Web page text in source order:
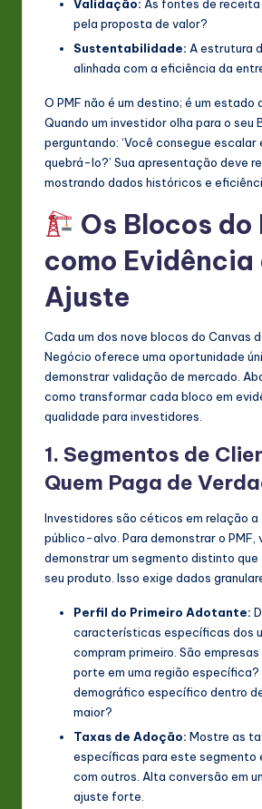
Validação: As fontes de
pela proposta de valor?
Sustentabilidade: A estrutura
alinhada com a eficiência da
O PMF não é um destino; é um estado
Quando um investidor olha para o seu
perguntando: ‘Você consegue escalar
quebrá-lo?’ Sua apresentação deve
mostrando dados históricos e
Os Blocos do
como Evidência
Ajuste
Cada um dos nove blocos do Canvas
Negócio oferece uma oportunidade
demonstrar validação de mercado.
como transformar cada bloco em
qualidade para investidores.
1. Segmentos de
Quem Paga de
Investidores são céticos em relação a
público-alvo. Para demonstrar o PMF,
demonstrar um segmento distinto
seu produto. Isso exige dados
Perfil do Primeiro Adotante:
características específicas dos
compram primeiro. São
porte em uma região específica?
demográfico específico dentro
maior?
Taxas de Adoção: Mostre as
específicas para este segmento
com outros. Alta conversão em
ajuste forte.